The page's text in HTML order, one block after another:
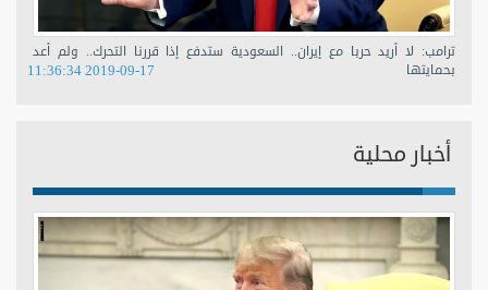
ترامب: لا أريد حربا مع إيران.. السعودية ستدفع إذا قررنا التحرك.. ولم أعد
بحمايتها
2019-09-17 11:36:34
أخبار محلية